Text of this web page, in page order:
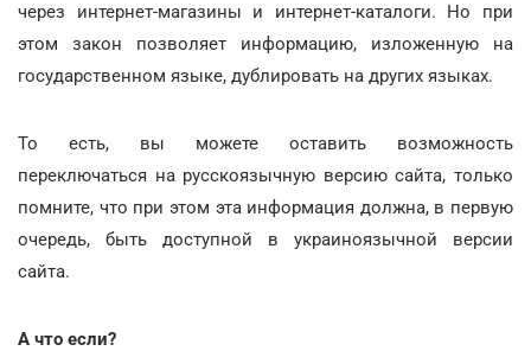
через интернет-магазины и интернет-каталоги. Но при
этом закон позволяет информацию, изложенную на
государственном языке, дублировать на других языках.
То есть, вы можете оставить возможность
переключаться на русскоязычную версию сайта, только
помните, что при этом эта информация должна, в первую
очередь, быть доступной в украиноязычной версии
сайта.
А что если?